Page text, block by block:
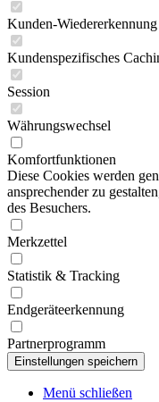
Kunden-Wiedererkennung
Kundenspezifisches
Session
Währungswechsel
Komfortfunktionen
Diese Cookies werden
ansprechender zu
des Besuchers.
Merkzettel
Statistik & Tracking
Endgeräteerkennung
Partnerprogramm
Menü schließen